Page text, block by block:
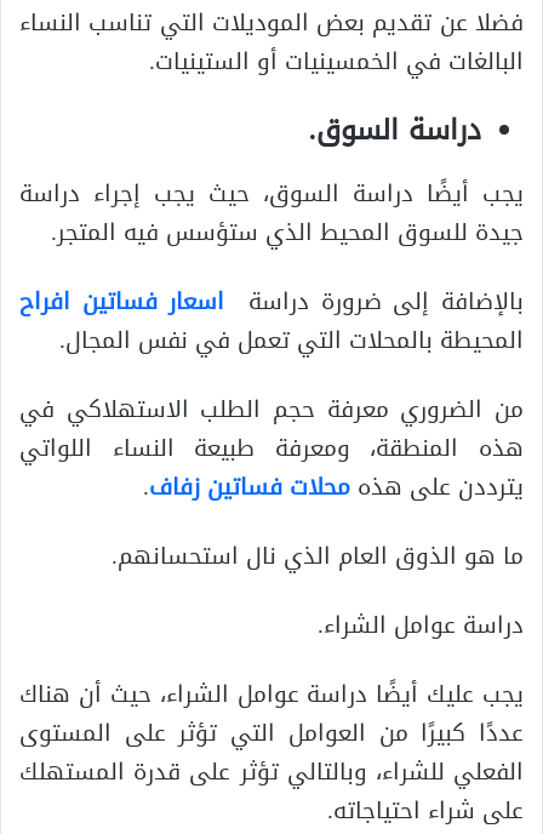
فضلا عن تقديم بعض الموديلات التي تناسب النساء
البالغات في الخمسينيات أو الستينيات.
دراسة السوق.
يجب أيضًا دراسة السوق، حيث يجب إجراء دراسة
جيدة للسوق المحيط الذي ستؤسس فيه المتجر.
بالإضافة إلى ضرورة دراسة
اسعار فساتين افراح
المحيطة بالمحلات التي تعمل في نفس المجال.
من الضروري معرفة حجم الطلب الاستهلاكي في
هذه المنطقة، ومعرفة طبيعة النساء اللواتي
يترددن على هذهمحلات فساتين زفاف.
ما هو الذوق العام الذي نال استحسانهم.
دراسة عوامل الشراء.
يجب عليك أيضًا دراسة عوامل الشراء، حيث أن هناك
عددًا كبيرًا من العوامل التي تؤثر على المستوى
الفعلي للشراء، وبالتالي تؤثر على قدرة المستهلك
على شراء احتياجاته.